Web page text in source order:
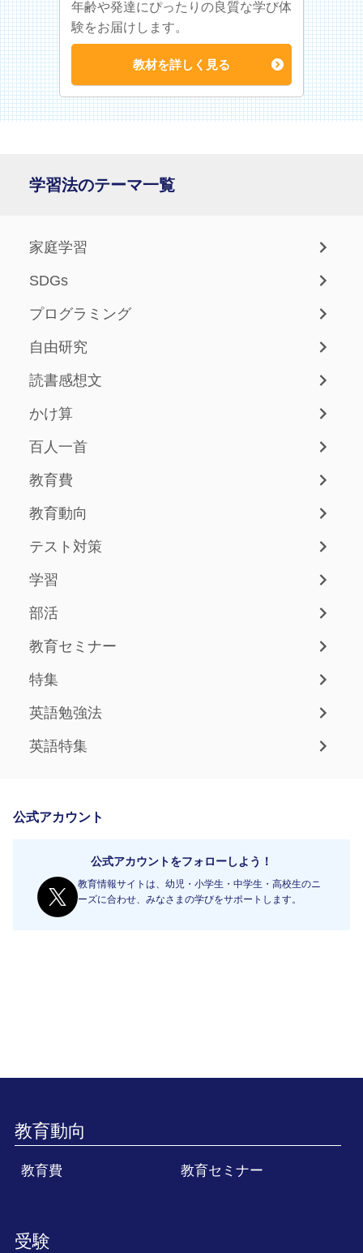
年齢や発達にぴったりの良質な学び体
験をお届けします。
教材を詳しく見る
学習法のテーマ一覧
家庭学習
SDGs
プログラミング
自由研究
読書感想文
かけ算
百人一首
教育費
教育動向
テスト対策
学習
部活
教育セミナー
特集
英語勉強法
英語特集
公式アカウント
公式アカウントをフォローしよう！
教育情報サイトは、幼児・小学生・中学生・高校生のニ
ーズに合わせ、みなさまの学びをサポートします。
教育動向
教育費 教育セミナー
受験